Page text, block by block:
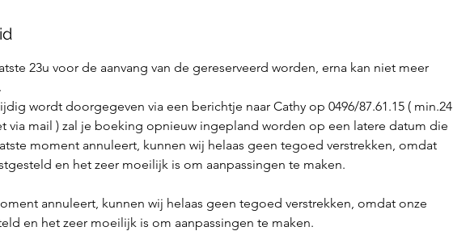
23u voor de aanvang van de gereserveerd worden, erna kan niet meer
wordt doorgegeven via een berichtje naar Cathy op 0496/87.61.15 ( min.24
via mail ) zal je boeking opnieuw ingepland worden op een latere datum die
moment annuleert, kunnen wij helaas geen tegoed verstrekken, omdat
en het zeer moeilijk is om aanpassingen te maken.
annuleert, kunnen wij helaas geen tegoed verstrekken, omdat onze
en het zeer moeilijk is om aanpassingen te maken.